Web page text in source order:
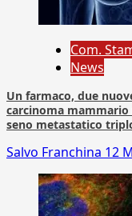
Com.
News
Un farmaco, due
carcinoma
seno metastatico
Salvo Franchina 12